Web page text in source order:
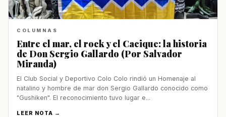
COLUMNAS
Entre el mar, el rock y el Cacique: la historia
de Don Sergio Gallardo (Por Salvador
Miranda)
El Club Social y Deportivo Colo Colo rindió un Homenaje al
natalino y hombre de mar don Sergio Gallardo conocido como
"Gushiken". El reconocimiento tuvo lugar e...
LEER NOTA →